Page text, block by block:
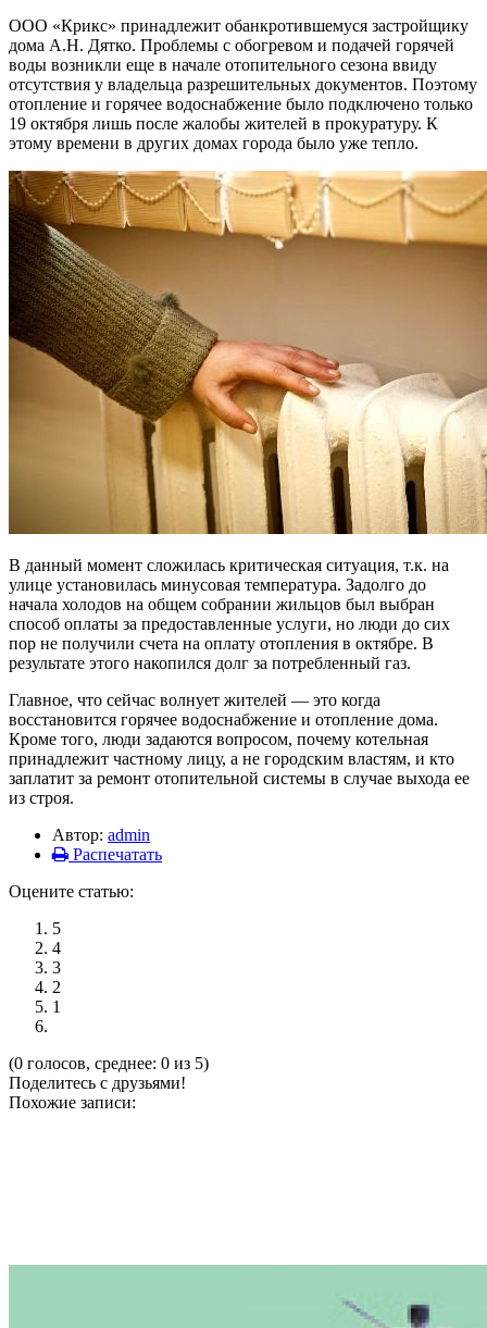
ООО «Крикс» принадлежит обанкротившемуся застройщику
дома А.Н. Дятко. Проблемы с обогревом и подачей горячей
воды возникли еще в начале отопительного сезона ввиду
отсутствия у владельца разрешительных документов. Поэтому
отопление и горячее водоснабжение было подключено только
19 октября лишь после жалобы жителей в прокуратуру. К
этому времени в других домах города было уже тепло.
В данный момент сложилась критическая ситуация, т.к. на
улице установилась минусовая температура. Задолго до
начала холодов на общем собрании жильцов был выбран
способ оплаты за предоставленные услуги, но люди до сих
пор не получили счета на оплату отопления в октябре. В
результате этого накопился долг за потребленный газ.
Главное, что сейчас волнует жителей — это когда
восстановится горячее водоснабжение и отопление дома.
Кроме того, люди задаются вопросом, почему котельная
принадлежит частному лицу, а не городским властям, и кто
заплатит за ремонт отопительной системы в случае выхода ее
из строя.
Автор: admin
Распечатать
Оцените статью:
5
4
3
2
1
(0 голосов, среднее: 0 из 5)
Поделитесь с друзьями!
Похожие записи: